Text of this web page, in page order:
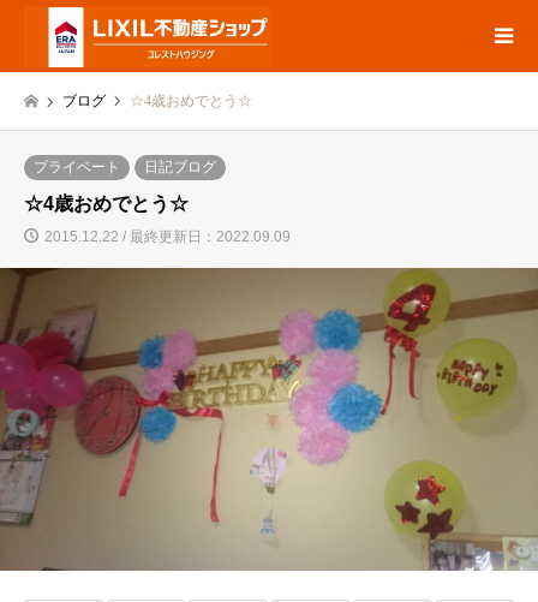
ブログ ☆4歳おめでとう☆
プライベート 日記ブログ
☆4歳おめでとう☆
2015.12.22 / 最終更新日：2022.09.09